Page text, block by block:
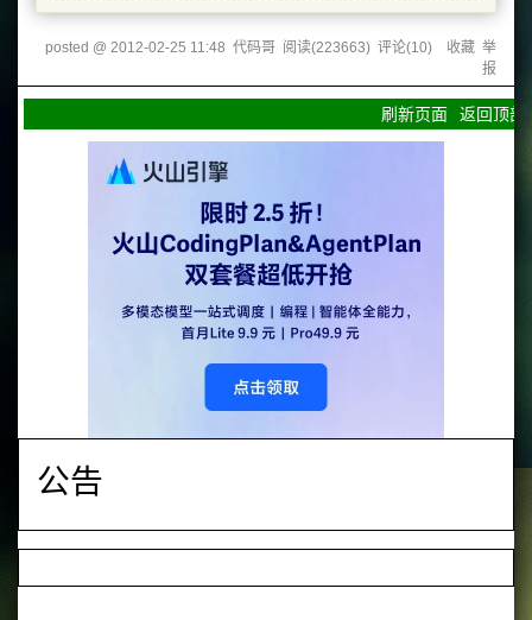
posted @ 2012-02-25 11:48 代码哥 阅读(223663) 评论(10) 收藏 举
报
刷新页面 返回顶部
公告